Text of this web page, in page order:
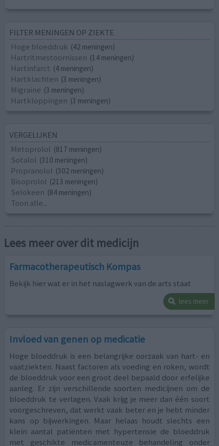
FILTER MENINGEN OP ZIEKTE
Hoge bloeddruk (42 meningen)
Hartritmestoornissen (14 meningen)
Hartinfarct (4 meningen)
Hartklachten (3 meningen)
Migraine (3 meningen)
Hartkloppingen (3 meningen)
VERGELIJKEN
Metoprolol (817 meningen)
Sotalol (310 meningen)
Propranolol (302 meningen)
Bisoprolol (213 meningen)
Selokeen (84 meningen)
Toon alle...
Lees meer over dit medicijn
Farmacotherapeutisch Kompas
Bekijk hier wat er in het naslagwerk van de arts staat
lees meer
Invloed van genen op medicatie
Hoge bloeddruk is een belangrijke oorzaak van hart- en
vaatziekten. Naast factoren als voeding en roken, wordt
de bloeddruk voor een groot deel bepaald door erfelijke
aanleg. Er zijn verschillende soorten medicijnen om de
bloeddruk te verlagen. Vaak krijg je meer dan één soort
voorgeschreven, dat werkt vaak beter en je hebt minder
kans op bijwerkingen. Maar helaas houdt slechts een
klein aantal patiënten met hypertensie de bloeddruk
met geschikte medicamenteuze behandeling onder